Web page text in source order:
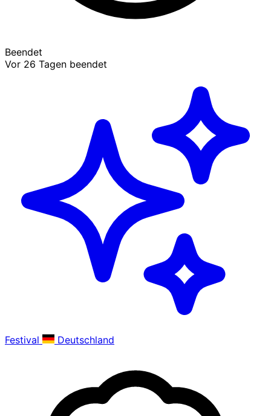
Beendet
Vor 26 Tagen beendet
Festival Deutschland